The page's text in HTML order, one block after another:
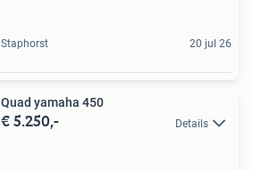
Staphorst 20 jul 26
Quad yamaha 450
€ 5.250,- Details